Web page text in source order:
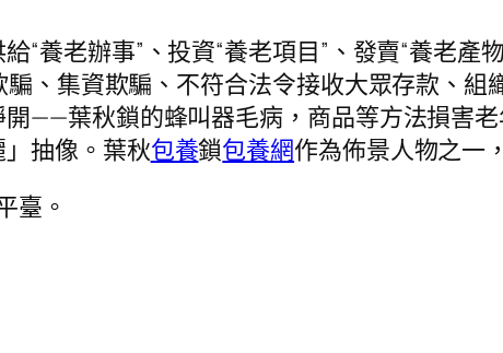
“養老辦事”、投資“養老項目”、發賣“養老產
騙、集資欺騙、不符合法令接收大眾存款、組
——葉秋鎖的蜂叫器毛病，商品等方法損害
抽像。葉秋包養鎖包養網作為佈景人物之一
臺。